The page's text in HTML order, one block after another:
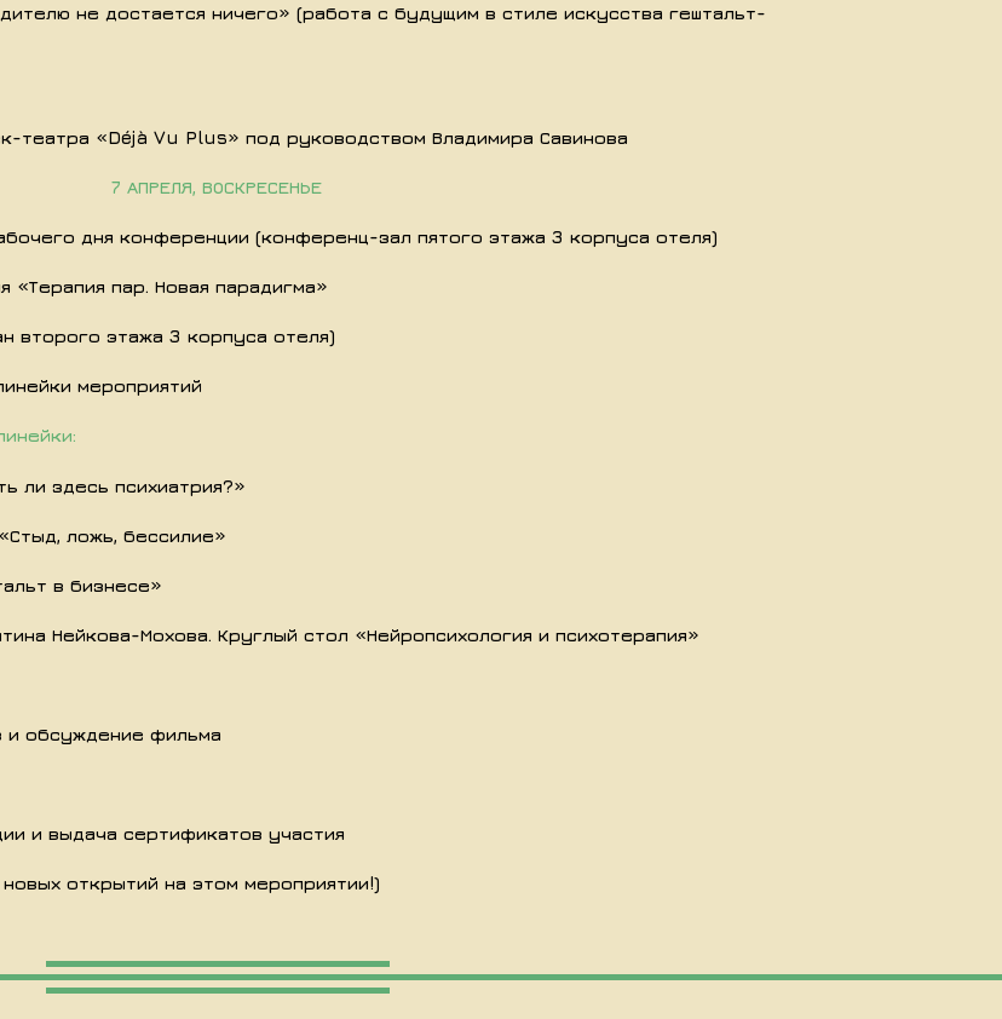
не достается ничего» (работа с будущим в стиле искусства гештальт-
театра «Déjà Vu Plus» под руководством Владимира Савинова
7 АПРЕЛЯ, ВОСКРЕСЕНЬЕ
дня конференции (конференц-зал пятого этажа 3 корпуса отеля)
«Терапия пар. Новая парадигма»
второго этажа 3 корпуса отеля)
мероприятий
ли здесь психиатрия?»
ложь, бессилие»
в бизнесе»
Нейкова-Мохова. Круглый стол «Нейропсихология и психотерапия»
и обсуждение фильма
и выдача сертификатов участия
открытий на этом мероприятии!)